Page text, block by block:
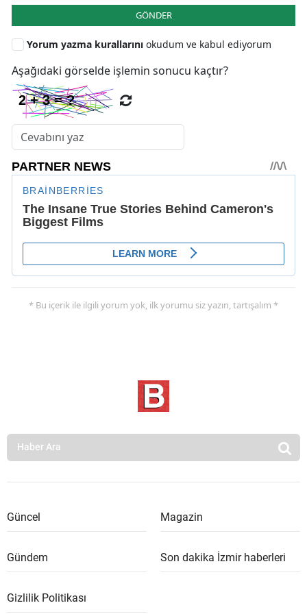
GÖNDER
Yorum yazma kurallarını okudum ve kabul ediyorum
Aşağıdaki görselde işlemin sonucu kaçtır?
* Bu içerik ile ilgili yorum yok, ilk yorumu siz yazın, tartışalım *
Güncel Magazin
Gündem Son dakika İzmir haberleri
Gizlilik Politikası